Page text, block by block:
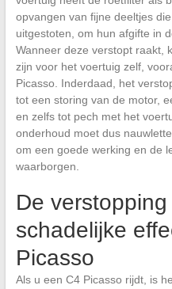
opvangen van fijne deeltjes
uitgestoten, om hun afgifte in
Wanneer deze verstopt raakt,
zijn voor het voertuig zelf,
Picasso. Inderdaad, het
tot een storing van de motor,
en zelfs tot pech met het
onderhoud moet dus
om een goede werking en de
waarborgen.
De
schadelijke
Picasso
Als u een C4 Picasso rijdt, is